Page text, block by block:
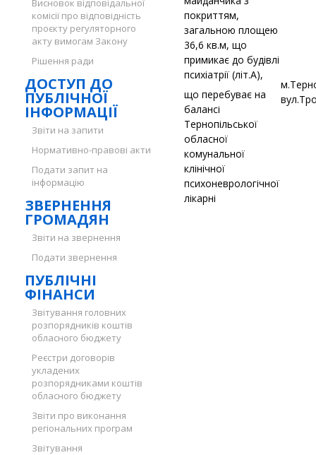
Висновок відповідальної
комісії про відповідність
проєкту регуляторного
акту вимогам Закону
Рішення ради
ДОСТУП ДО
ПУБЛІЧНОЇ
ІНФОРМАЦІЇ
Звіти на запити
Нормативно-правові акти
Подати запит на
інформацію
ЗВЕРНЕННЯ
ГРОМАДЯН
Звіти на звернення
Подати звернення
ПУБЛІЧНІ
ФІНАНСИ
Звітування головних
розпорядників коштів
обласного бюджету
Реєстри договорів
укладених
розпорядниками коштів
обласного бюджету
Звіти про виконання
регіональних програм
Звітування
покриттям,
загальною площею
36,6 кв.м, що
примикає до будівлі
психіатрії (літ.А),
що перебуває на
балансі
Тернопільської
обласної
комунальної
клінічної
психоневрологічної
лікарні